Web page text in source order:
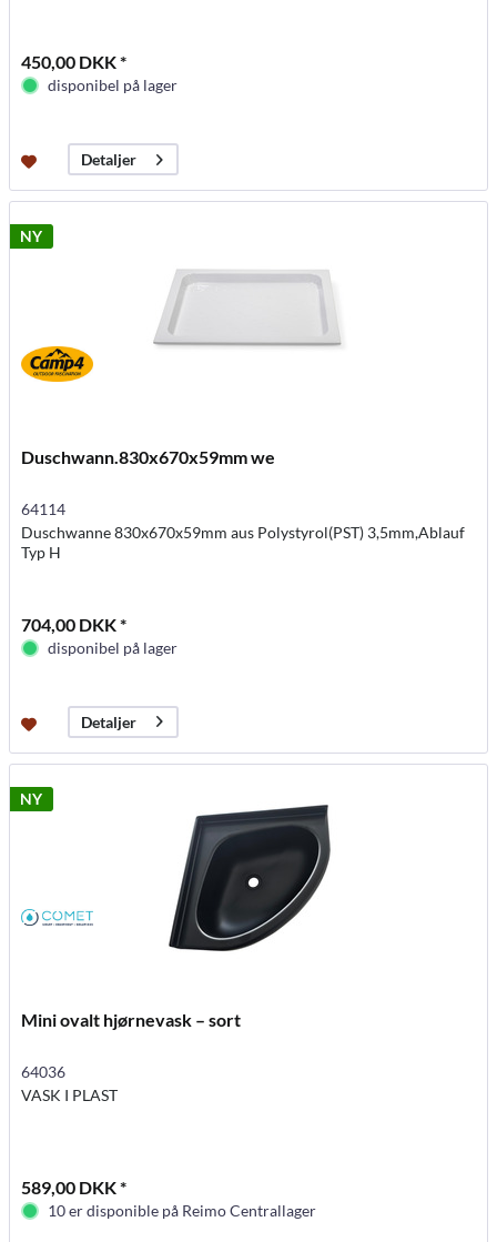
450,00 DKK *
disponibel på lager
Detaljer
NY
Duschwann.830x670x59mm we
64114
Duschwanne 830x670x59mm aus Polystyrol(PST) 3,5mm,Ablauf
Typ H
704,00 DKK *
disponibel på lager
Detaljer
NY
Mini ovalt hjørnevask – sort
64036
VASK I PLAST
589,00 DKK *
10 er disponible på Reimo Centrallager